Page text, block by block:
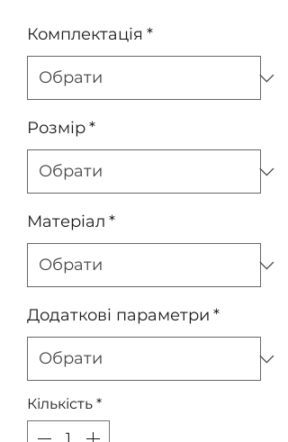
Комплектація *
Розмір*
Матеріал *
Додаткові параметри *
Кількість *